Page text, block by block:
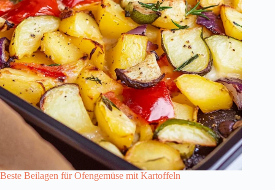
Beste Beilagen für Ofengemüse mit Kartoffeln